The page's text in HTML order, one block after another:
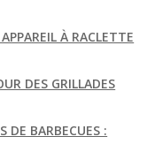
À RACLETTE
DES GRILLADES
DE BARBECUES :